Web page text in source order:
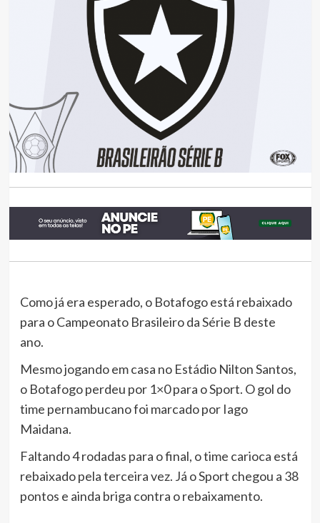
Como já era esperado, o Botafogo está rebaixado
para o Campeonato Brasileiro da Série B deste
ano.
Mesmo jogando em casa no Estádio Nilton Santos,
o Botafogo perdeu por 1×0 para o Sport. O gol do
time pernambucano foi marcado por Iago
Maidana.
Faltando 4 rodadas para o final, o time carioca está
rebaixado pela terceira vez. Já o Sport chegou a 38
pontos e ainda briga contra o rebaixamento.